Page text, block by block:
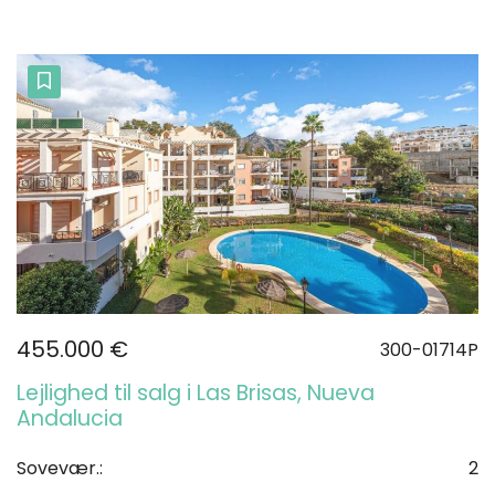
455.000 € 300-01714P
Lejlighed til salg i Las Brisas, Nueva
Andalucia
Sovevær.:
2